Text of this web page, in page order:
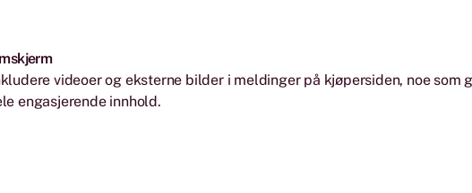
videoer og eksterne bilder i meldinger på kjøpersiden, noe som
engasjerende innhold.